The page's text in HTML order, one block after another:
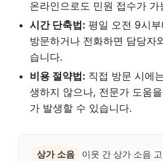
온라인으로도 민원 접수가 가
시간 단축법: 평일 오전 9시
방문하거나 전화하면 담당자
습니다.
비용 절약법: 직접 방문 시에
생하지 않으나, 전문가 도움
가 발생할 수 있습니다.
상가 소음
이웃 간 상가 소음